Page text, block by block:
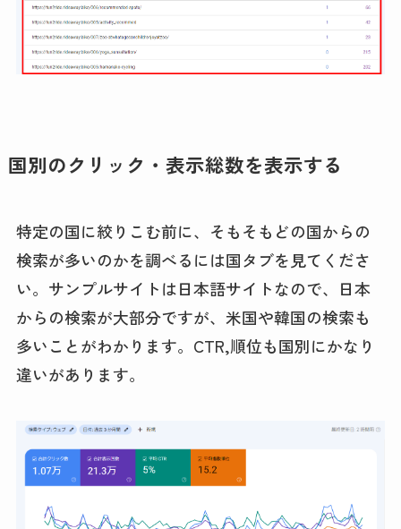
国別のクリック・表示総数を表示する
特定の国に絞りこむ前に、そもそもどの国からの
検索が多いのかを調べるには国タブを見てくださ
い。サンプルサイトは日本語サイトなので、日本
からの検索が大部分ですが、米国や韓国の検索も
多いことがわかります。CTR,順位も国別にかなり
違いがあります。